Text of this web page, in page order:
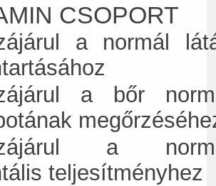
CSOPORT
a normál
a bőr
a
teljesítményhez